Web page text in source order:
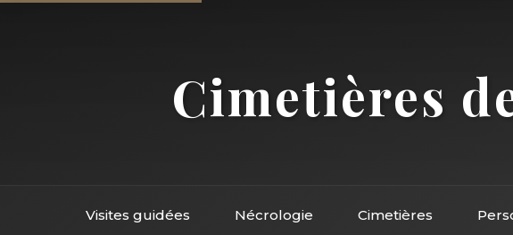
Cimetières
Visites guidées Nécrologie Cimetières